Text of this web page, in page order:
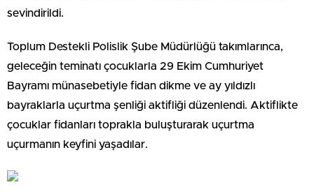
sevindirildi.
Toplum Destekli Polislik Şube Müdürlüğü takımlarınca,
geleceğin teminatı çocuklarla 29 Ekim Cumhuriyet
Bayramı münasebetiyle fidan dikme ve ay yıldızlı
bayraklarla uçurtma şenliği aktifliği düzenlendi. Aktiflikte
çocuklar fidanları toprakla buluşturarak uçurtma
uçurmanın keyfini yaşadılar.